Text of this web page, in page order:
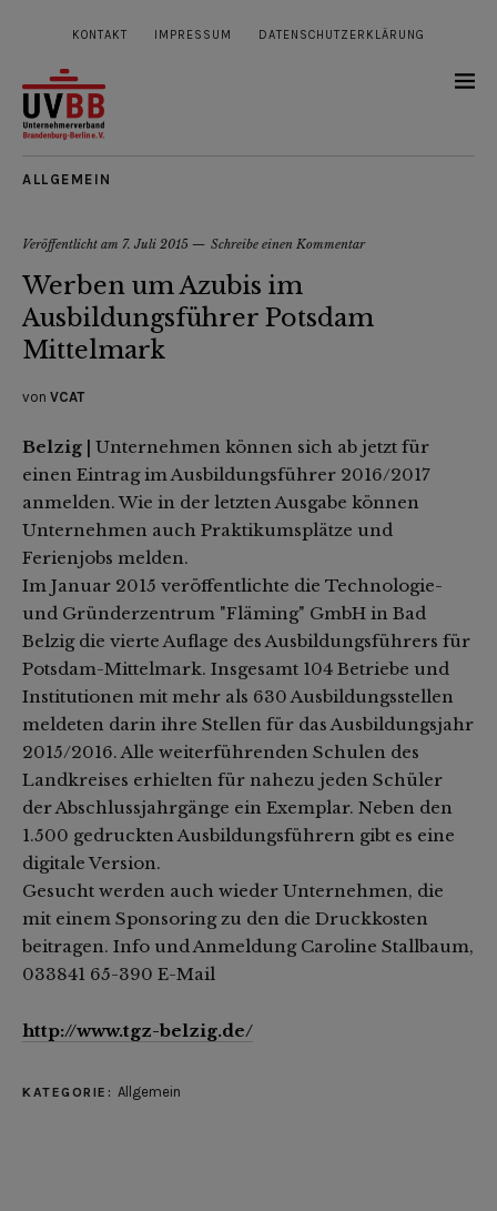
KONTAKT IMPRESSUM DATENSCHUTZERKLÄRUNG
ALLGEMEIN
Veröffentlicht am 7. Juli 2015 Schreibe einen Kommentar
Werben um Azubis im
Ausbildungsführer Potsdam
Mittelmark
von VCAT
Belzig |
Unternehmen können sich ab jetzt für
einen Eintrag im Ausbildungsführer 2016/2017
anmelden. Wie in der letzten Ausgabe können
Unternehmen auch Praktikumsplätze und
Ferienjobs melden.
Im Januar 2015 veröffentlichte die Technologie-
und Gründerzentrum "Fläming" GmbH in Bad
Belzig die vierte Auflage des Ausbildungsführers für
Potsdam-Mittelmark. Insgesamt 104 Betriebe und
Institutionen mit mehr als 630 Ausbildungsstellen
meldeten darin ihre Stellen für das Ausbildungsjahr
2015/2016. Alle weiterführenden Schulen des
Landkreises erhielten für nahezu jeden Schüler
der Abschlussjahrgänge ein Exemplar. Neben den
1.500 gedruckten Ausbildungsführern gibt es eine
digitale Version.
Gesucht werden auch wieder Unternehmen, die
mit einem Sponsoring zu den die Druckkosten
beitragen. Info und Anmeldung Caroline Stallbaum,
033841 65-390 E-Mail
http://www.tgz-belzig.de/
KATEGORIE: Allgemein